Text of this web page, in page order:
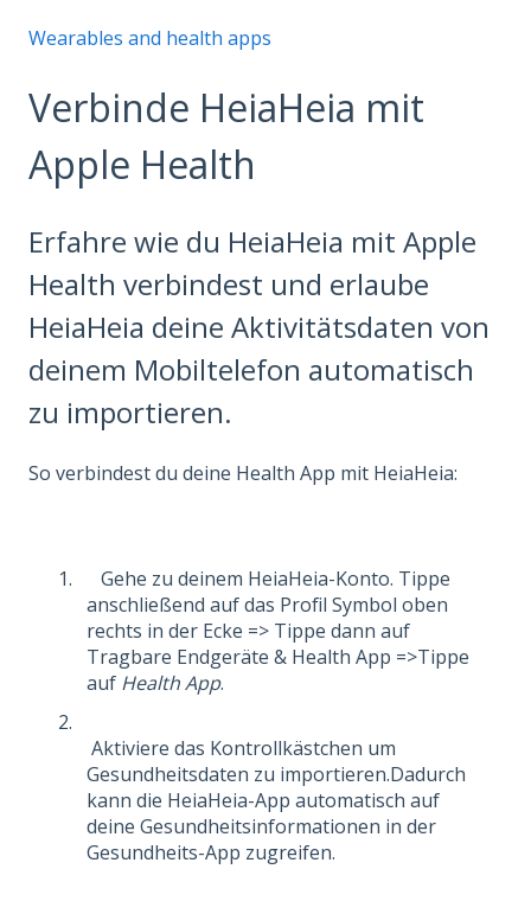
Wearables and health apps
Verbinde HeiaHeia mit
Apple Health
Erfahre wie du HeiaHeia mit Apple
Health verbindest und erlaube
HeiaHeia deine Aktivitätsdaten von
deinem Mobiltelefon automatisch
zu importieren.
So verbindest du deine Health App mit HeiaHeia:
Gehe zu deinem HeiaHeia-Konto. Tippe
anschließend auf das Profil Symbol oben
rechts in der Ecke => Tippe dann auf
Tragbare Endgeräte & Health App =>Tippe
auf Health App.
Aktiviere das Kontrollkästchen um
Gesundheitsdaten zu importieren.Dadurch
kann die HeiaHeia-App automatisch auf
deine Gesundheitsinformationen in der
Gesundheits-App zugreifen.